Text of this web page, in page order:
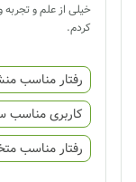
خیلی از علم و
کردم.
رفتار مناسب
کاربری مناسب
رفتار مناسب